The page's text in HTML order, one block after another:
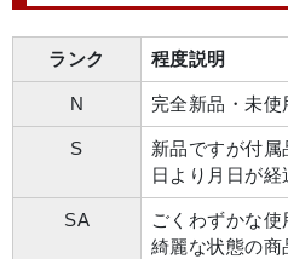
ランク 程度説明
N 完全新品・未使
S
新品ですが付
日より月日が経
SA
ごくわずかな
綺麗な状態の商